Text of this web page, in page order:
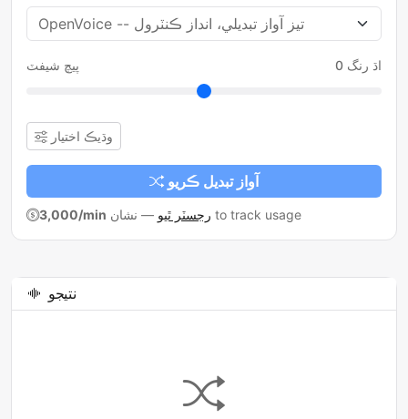
پيچ شيفٽ 0 اڌ رنگ
وڌيڪ اختيار
آواز تبديل ڪريو
3,000/min نشان — رجسٽر ٿيو to track usage
نتيجو